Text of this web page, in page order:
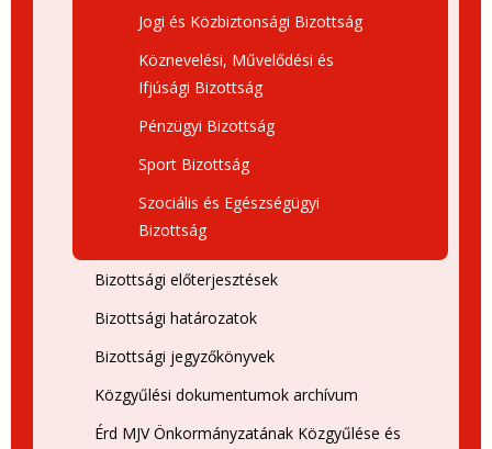
Jogi és Közbiztonsági Bizottság
Köznevelési, Művelődési és
Ifjúsági Bizottság
Pénzügyi Bizottság
Sport Bizottság
Szociális és Egészségügyi
Bizottság
Bizottsági előterjesztések
Bizottsági határozatok
Bizottsági jegyzőkönyvek
Közgyűlési dokumentumok archívum
Érd MJV Önkormányzatának Közgyűlése és